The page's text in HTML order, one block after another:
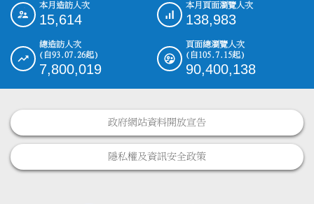
::: 本月造訪人次
15,614
本月頁面瀏覽人次
138,983
總造訪人次
(自93.07.26起)
7,800,019
頁面總瀏覽人次
(自105.7.15起)
90,400,138
政府網站資料開放宣告
隱私權及資訊安全政策